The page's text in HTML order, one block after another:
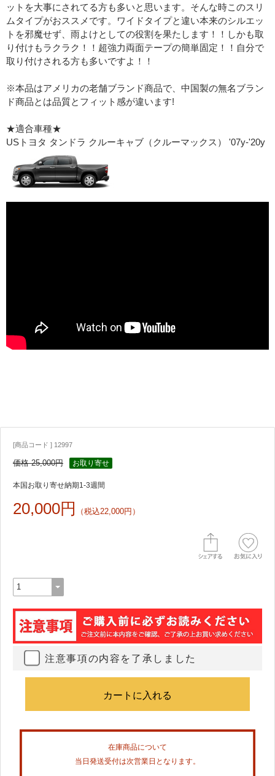
ットを大事にされてる方も多いと思います。そんな時このスリ
ムタイプがおススメです。ワイドタイプと違い本来のシルエッ
トを邪魔せず、雨よけとしての役割を果たします！！しかも取
り付けもラクラク！！超強力両面テープの簡単固定！！自分で
取り付けされる方も多いですよ！！
※本品はアメリカの老舗ブランド商品で、中国製の無名ブラン
ド商品とは品質とフィット感が違います!
★適合車種★
USトヨタ タンドラ クルーキャブ（クルーマックス） '07y-'20y
[商品コード ] 12997
価格 25,000円 お取り寄せ
本国お取り寄せ納期1-3週間
20,000円 （税込22,000円）
注意事項の内容を了承しました
在庫商品について
当日発送受付は次営業日となります。